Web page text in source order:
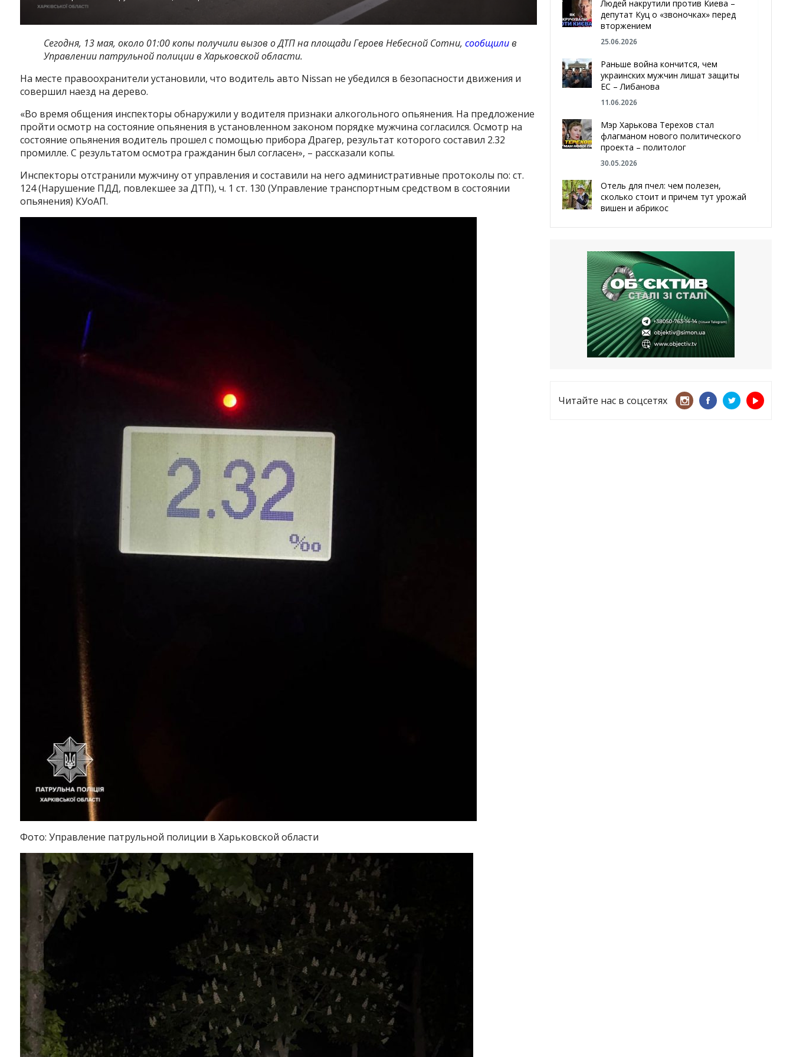
Сегодня, 13 мая, около 01:00 копы получили вызов о ДТП на площади Героев Небесной Сотни, сообщилив
Управлении патрульной полиции в Харьковской области.
На месте правоохранители установили, что водитель авто Nissan не убедился в безопасности движения и
совершил наезд на дерево.
«Во время общения инспекторы обнаружили у водителя признаки алкогольного опьянения. На предложение
пройти осмотр на состояние опьянения в установленном законом порядке мужчина согласился. Осмотр на
состояние опьянения водитель прошел с помощью прибора Драгер, результат которого составил 2.32
промилле. С результатом осмотра гражданин был согласен», – рассказали копы.
Инспекторы отстранили мужчину от управления и составили на него административные протоколы по: ст.
124 (Нарушение ПДД, повлекшее за ДТП), ч. 1 ст. 130 (Управление транспортным средством в состоянии
опьянения) КУоАП.
Фото: Управление патрульной полиции в Харьковской области
Людей накрутили против Киева –
депутат Куц о «звоночках» перед
вторжением
25.06.2026
Раньше война кончится, чем
украинских мужчин лишат защиты
ЕС – Либанова
11.06.2026
Мэр Харькова Терехов стал
флагманом нового политического
проекта – политолог
30.05.2026
Отель для пчел: чем полезен,
сколько стоит и причем тут урожай
вишен и абрикос
Чугуева, города, который устоял,
несмотря ни на что
21.05.2026
«ТЦК нарушает закон? Пусть
платят!» Как благодаря штрафу
женщину сняли с учета
15.05.2026
Читайте нас в соцсетях